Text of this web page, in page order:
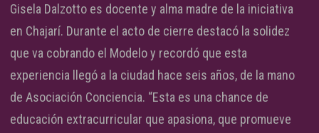
Gisela Dalzotto es docente y alma madre de la iniciativa
en Chajarí. Durante el acto de cierre destacó la solidez
que va cobrando el Modelo y recordó que esta
experiencia llegó a la ciudad hace seis años, de la mano
de Asociación Conciencia. “Esta es una chance de
educación extracurricular que apasiona, que promueve